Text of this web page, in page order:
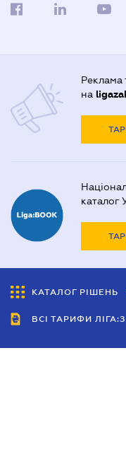
Реклама
на
каталог
КАТАЛОГ РІШЕНЬ
ВСІ ТАРИФИ